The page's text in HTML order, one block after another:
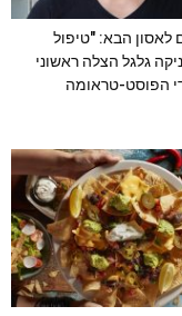
לאסון הבא: "טיפול
גלגל הצלה ראשוני
הפוסט-טראומה